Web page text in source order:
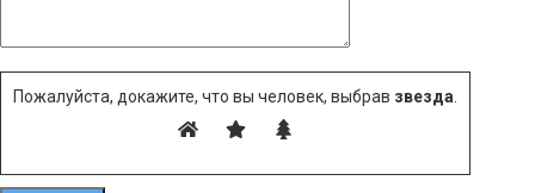
Пожалуйста, докажите, что вы человек, выбрав звезда